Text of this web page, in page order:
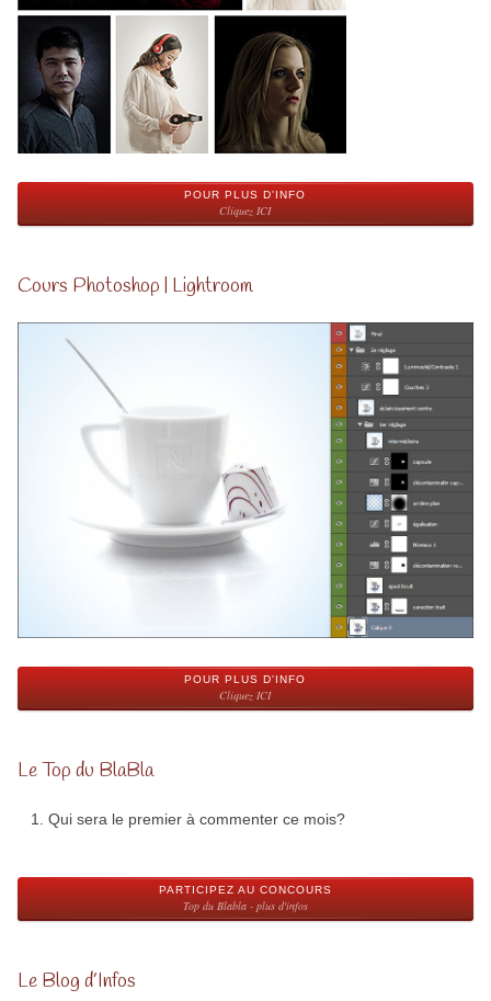
POUR PLUS D'INFO
Cliquez ICI
Cours Photoshop | Lightroom
POUR PLUS D'INFO
Cliquez ICI
Le Top du BlaBla
Qui sera le premier à commenter ce mois?
PARTICIPEZ AU CONCOURS
Top du Blabla - plus d'infos
Le Blog d’Infos